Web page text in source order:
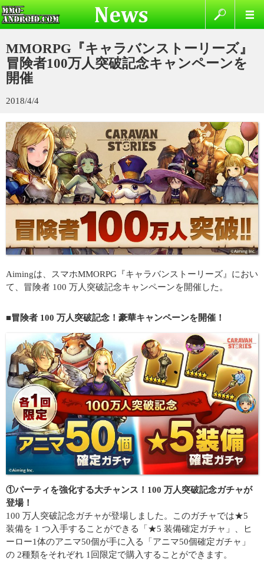
MMORPG『キャラバンストーリーズ』
冒険者100万人突破記念キャンペーンを
開催
2018/4/4
Aimingは、スマホMMORPG『キャラバンストーリーズ』におい
て、冒険者 100 万人突破記念キャンペーンを開催した。
■冒険者 100 万人突破記念！豪華キャンペーンを開催！
①パーティを強化する大チャンス！100 万人突破記念ガチャが
登場！
100 万人突破記念ガチャが登場しました。このガチャでは★5
装備を 1 つ入手することができる「★5 装備確定ガチャ」、ヒ
ーロー1体のアニマ50個が手に入る「アニマ50個確定ガチャ」
の 2種類をそれぞれ 1回限定で購入することができます。